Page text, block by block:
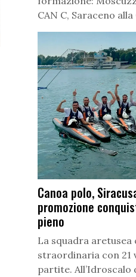
CAN C, Saraceno alla
Canoa polo,
promozione
pieno
La squadra aretusea
straordinaria con 21
partite. All’Idroscalo